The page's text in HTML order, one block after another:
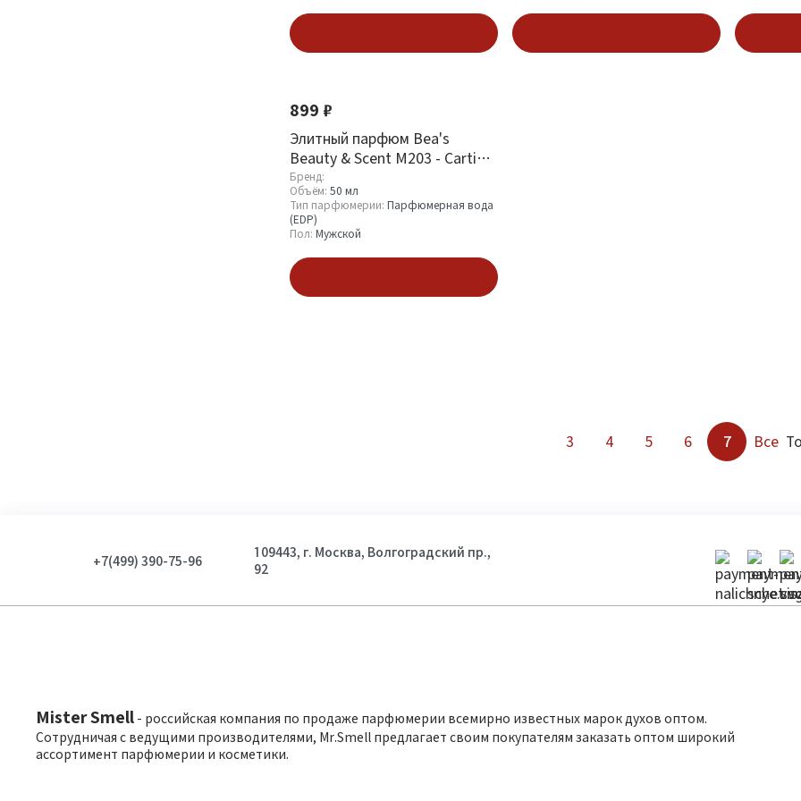
899 ₽
Элитный парфюм Bea's
Beauty & Scent M203 - Cartier
Declaration
Бренд:
Объём: 50 мл
Тип парфюмерии: Парфюмерная вода
(EDP)
Пол: Мужской
3 4 5 6 7 Все
+7(499) 390-75-96
109443, г. Москва, Волгоградский пр.,
92
Mister Smell - российская компания по продаже парфюмерии всемирно известных марок духов оптом.
Сотрудничая с ведущими производителями, Mr.Smell предлагает своим покупателям заказать оптом широкий
ассортимент парфюмерии и косметики.